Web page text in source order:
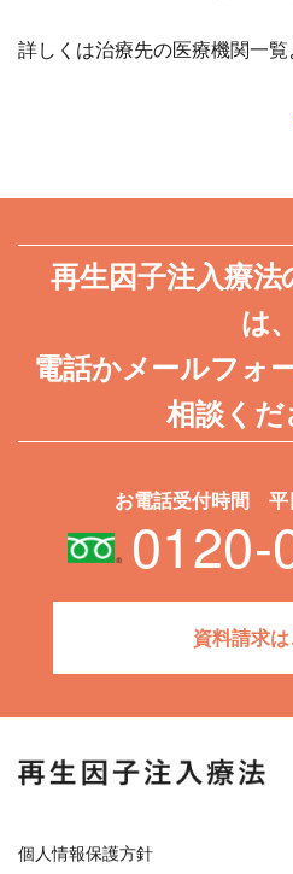
詳しくは治療先の医療機関一覧
再生因子注入療
は、
電話かメールフォ
相談くだ
お電話受付時間 平
0120-
資料請求
個人情報保護方針